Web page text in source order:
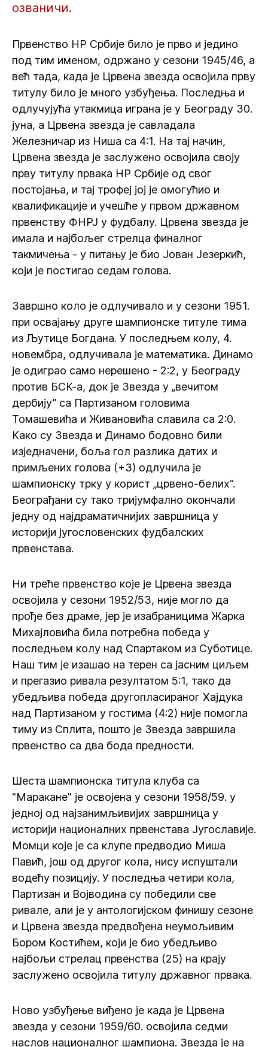
озваничи.
Првенство НР Србије било је прво и једино
под тим именом, одржано у сезони 1945/46, а
већ тада, када је Црвена звезда освојила прву
титулу било је много узбуђења. Последња и
одлучујућа утакмица играна је у Београду 30.
јуна, а Црвена звезда је савладала
Железничар из Ниша са 4:1. На тај начин,
Црвена звезда је заслужено освојила своју
прву титулу првака НР Србије од свог
постојања, и тај трофеј јој је омогућио и
квалификације и учешће у првом државном
првенству ФНРЈ у фудбалу. Црвена звезда је
имала и најбољег стрелца финалног
такмичења - у питању је био Јован Језеркић,
који је постигао седам голова.
Завршно коло је одлучивало и у сезони 1951.
при освајању друге шампионске титуле тима
из Љутице Богдана. У последњем колу, 4.
новембра, одлучивала је математика. Динамо
је одиграо само нерешено - 2:2, у Београду
против БСК-а, док је Звезда у „вечитом
дербију” са Партизаном головима
Томашевића и Живановића славила са 2:0.
Како су Звезда и Динамо бодовно били
изједначени, боља гол разлика датих и
примљених голова (+3) одлучила је
шампионску трку у корист „црвено-белих“.
Београђани су тако тријумфално окончали
једну од најдраматичнијих завршница у
историји југословенских фудбалских
првенстава.
Ни треће првенство које је Црвена звезда
освојила у сезони 1952/53, није могло да
прође без драме, јер је изабраницима Жарка
Михајловића била потребна победа у
последњем колу над Спартаком из Суботице.
Наш тим је изашао на терен са јасним циљем
и прегазио ривала резултатом 5:1, тако да
убедљива победа другопласираног Хајдука
над Партизаном у гостима (4:2) није помогла
тиму из Сплита, пошто је Звезда завршила
првенство са два бода предности.
Шеста шампионска титула клуба са
"Маракане" је освојена у сезони 1958/59. у
једној од најзанимљивијих завршница у
историји националних првенстава Југославије.
Момци које је са клупе предводио Миша
Павић, још од другог кола, нису испуштали
водећу позицију. У последња четири кола,
Партизан и Војводина су победили све
ривале, али је у антологијском финишу сезоне
и Црвена звезда предвођена неумољивим
Бором Костићем, који је био убедљиво
најбољи стрелац првенства (25) на крају
заслужено освојила титулу државног првака.
Ново узбуђење виђено је када је Црвена
звезда у сезони 1959/60. освојила седми
наслов националног шампиона. Звезда је на